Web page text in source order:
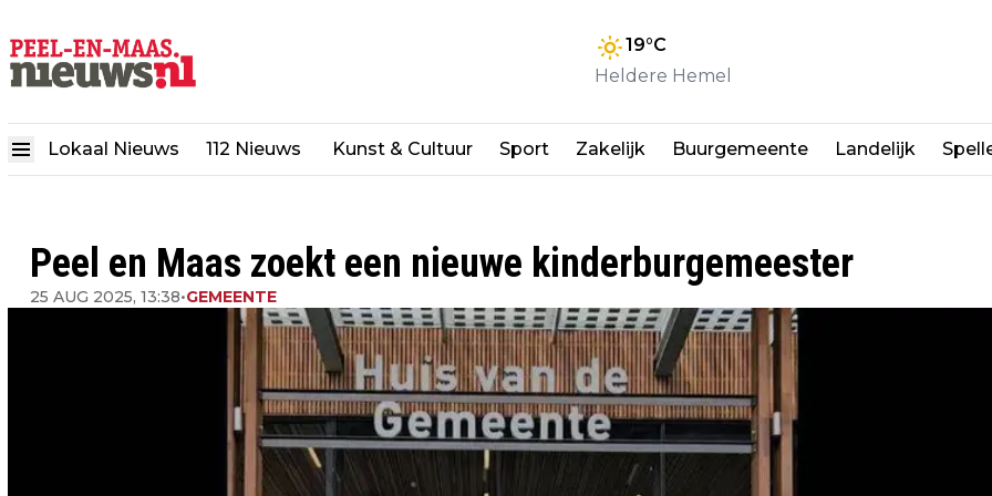
19°C
Heldere Hemel
Lokaal Nieuws 112 Nieuws Kunst & Cultuur Sport Zakelijk Buurgemeente Landelijk
Peel en Maas zoekt een nieuwe kinderburgemeester
25 AUG 2025, 13:38•GEMEENTE